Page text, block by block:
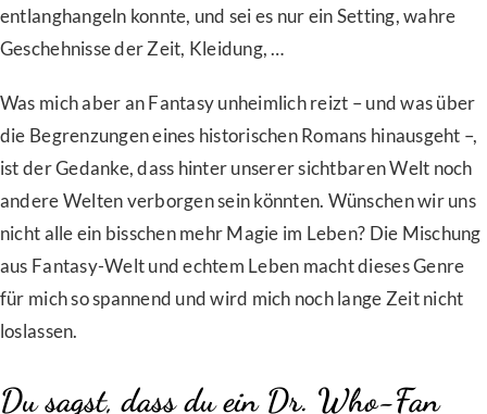
entlanghangeln konnte, und sei es nur ein Setting, wahre
Geschehnisse der Zeit, Kleidung, …
Was mich aber an Fantasy unheimlich reizt – und was über
die Begrenzungen eines historischen Romans hinausgeht –,
ist der Gedanke, dass hinter unserer sichtbaren Welt noch
andere Welten verborgen sein könnten. Wünschen wir uns
nicht alle ein bisschen mehr Magie im Leben? Die Mischung
aus Fantasy-Welt und echtem Leben macht dieses Genre
für mich so spannend und wird mich noch lange Zeit nicht
loslassen.
Du sagst, dass du ein Dr. Who-Fan